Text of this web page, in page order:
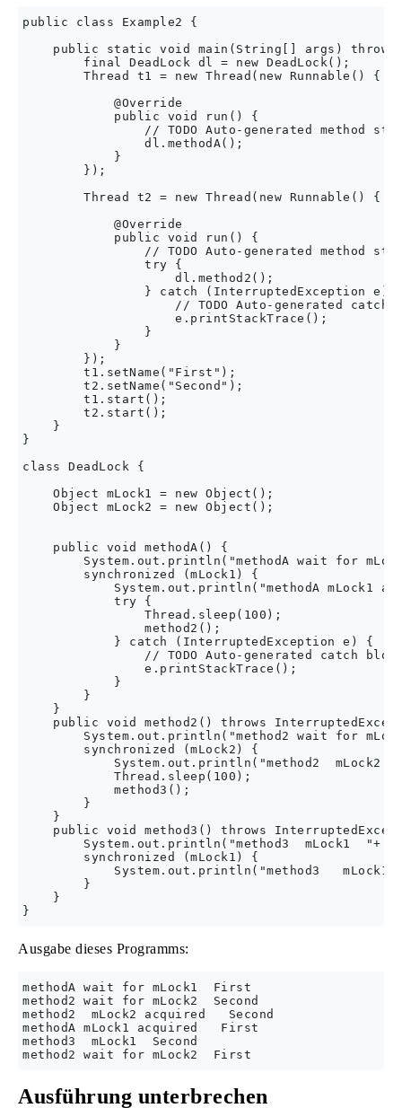
public class Example2 {
public static void main(String[] args)
        final DeadLock dl = new DeadLock();
        Thread t1 = new Thread(new Runnable() {
            @Override
            public void run() {
// TODO Auto-generated method
                dl.methodA();
            }
        });
        Thread t2 = new Thread(new Runnable() {
            @Override
            public void run() {
// TODO Auto-generated method
                try {
                    dl.method2();
} catch (InterruptedException e)
// TODO Auto-generated catch
                    e.printStackTrace();
                }
            }
        });
        t1.setName("First");
        t2.setName("Second");
        t1.start();
        t2.start();
    }
}
class DeadLock {
    Object mLock1 = new Object();
    Object mLock2 = new Object();
    public void methodA() {
System.out.println("methodA wait for
        synchronized (mLock1) {
System.out.println("methodA mLock1
            try {
                Thread.sleep(100);
                method2();
            } catch (InterruptedException e) {
// TODO Auto-generated catch
                e.printStackTrace();
            }
        }
    }
public void method2() throws
System.out.println("method2 wait for
        synchronized (mLock2) {
System.out.println("method2  mLock2
            Thread.sleep(100);
            method3();
        }
    }
public void method3() throws
System.out.println("method3  mLock1  "+
        synchronized (mLock1) {
System.out.println("method3   mLock1
        }
    }
Ausgabe dieses Programms:
methodA wait for mLock1  First
method2 wait for mLock2  Second
method2  mLock2 acquired   Second
methodA mLock1 acquired   First
method3  mLock1  Second
Ausführung unterbrechen